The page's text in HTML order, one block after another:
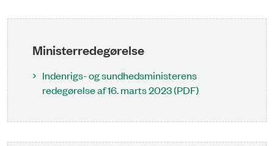
Ministerredegørelse
Indenrigs- og sundhedsministerens
redegørelse af 16. marts 2023 (PDF)